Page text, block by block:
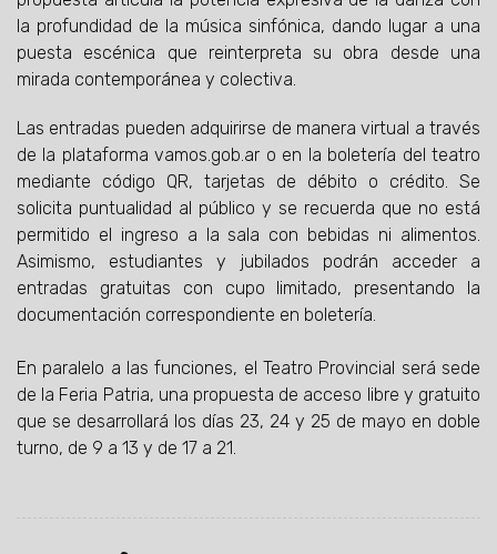
la profundidad de la música sinfónica, dando lugar a una
puesta escénica que reinterpreta su obra desde una
mirada contemporánea y colectiva.
Las entradas pueden adquirirse de manera virtual a través
de la plataforma vamos.gob.ar o en la boletería del teatro
mediante código QR, tarjetas de débito o crédito. Se
solicita puntualidad al público y se recuerda que no está
permitido el ingreso a la sala con bebidas ni alimentos.
Asimismo, estudiantes y jubilados podrán acceder a
entradas gratuitas con cupo limitado, presentando la
documentación correspondiente en boletería.
En paralelo a las funciones, el Teatro Provincial será sede
de la Feria Patria, una propuesta de acceso libre y gratuito
que se desarrollará los días 23, 24 y 25 de mayo en doble
turno, de 9 a 13 y de 17 a 21.